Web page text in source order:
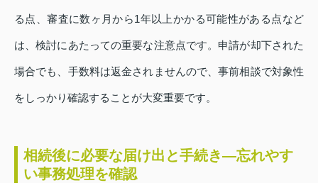
る点、審査に数ヶ月から1年以上かかる可能性がある点など
は、検討にあたっての重要な注意点です。申請が却下された
場合でも、手数料は返金されませんので、事前相談で対象性
をしっかり確認することが大変重要です。
相続後に必要な届け出と手続き—忘れやす
い事務処理を確認